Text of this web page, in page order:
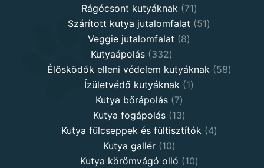
Rágócsont kutyáknak 7171
products
Szárított kutya jutalomfalat 5151
Veggie jutalomfalat 88
Kutyaápolás 332332
products
Élősködők elleni védelem kutyáknak 5858
Ízületvédő kutyáknak 11
Kutya bőrápolás 77
products
Kutya fogápolás 1313
products
Kutya fülcseppek és fültisztítók 44
Kutya gallér 1010
products
Kutya körömvágó olló 1010